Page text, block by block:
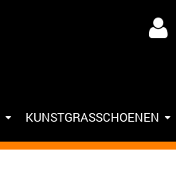
KUNSTGRASSCHOENEN